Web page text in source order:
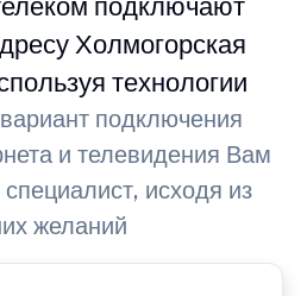
Холмогорская
технологии
подключения
и телевидения Вам
исходя из
желаний